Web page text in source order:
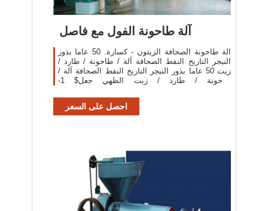
آلة طاحونة الفول مع فاصل
الة طاحونة الصحافة الزيتون - كسارة. 50 عاما بذور
النيجر التاريخ النفط الصحافة آلة / طاحونة / طارد /
زيت 50 عاما بذور النيجر التاريخ النفط الصحافة آلة /
طاحونة / طارد / زيت الطهي جعل$ 1-
احصل على السعر